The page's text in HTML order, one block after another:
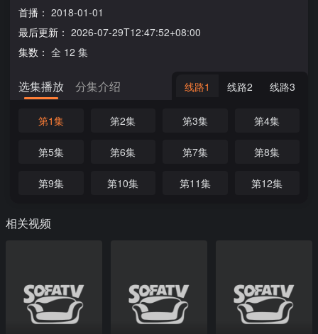
首播： 2018-01-01
最后更新： 2026-07-29T12:47:52+08:00
集数： 全 12 集
选集播放 分集介绍 线路1 线路2 线路3
第1集 第2集 第3集 第4集
第5集 第6集 第7集 第8集
第9集 第10集 第11集 第12集
相关视频